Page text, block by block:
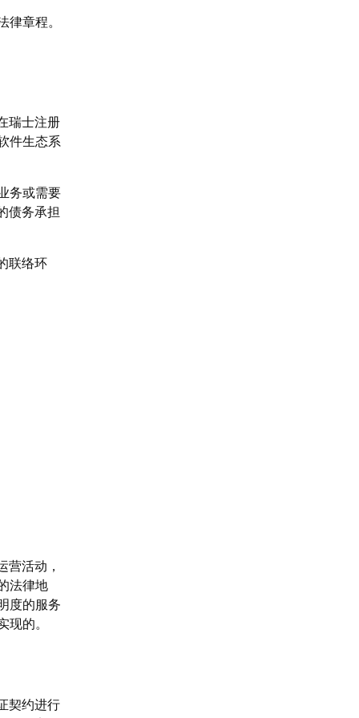
章程。
瑞士注册
件生态系
务或需要
债务承担
联络环
营活动，
法律地
度的服务
的。
契约进行